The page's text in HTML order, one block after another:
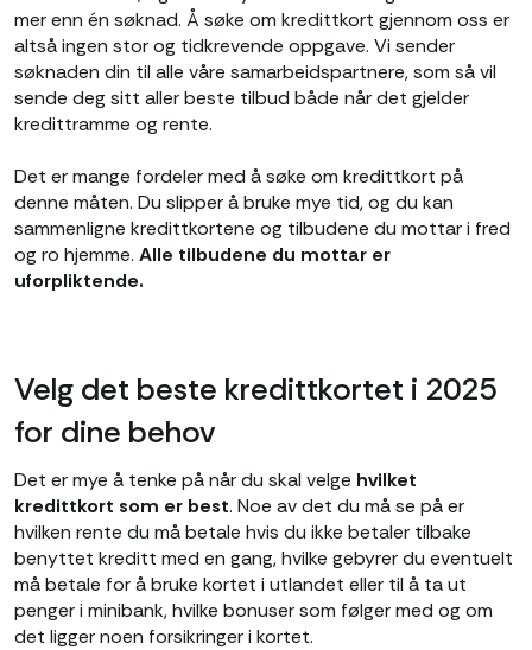
mer enn én søknad. Å søke om kredittkort gjennom oss er
altså ingen stor og tidkrevende oppgave. Vi sender
søknaden din til alle våre samarbeidspartnere, som så vil
sende deg sitt aller beste tilbud både når det gjelder
kredittramme og rente.
Det er mange fordeler med å søke om kredittkort på
denne måten. Du slipper å bruke mye tid, og du kan
sammenligne kredittkortene og tilbudene du mottar i fred
og ro hjemme. Alle tilbudene du mottar er
uforpliktende.
Velg det beste kredittkortet i 2025
for dine behov
Det er mye å tenke på når du skal velge hvilket
kredittkort som er best. Noe av det du må se på er
hvilken rente du må betale hvis du ikke betaler tilbake
benyttet kreditt med en gang, hvilke gebyrer du eventuelt
må betale for å bruke kortet i utlandet eller til å ta ut
penger i minibank, hvilke bonuser som følger med og om
det ligger noen forsikringer i kortet.